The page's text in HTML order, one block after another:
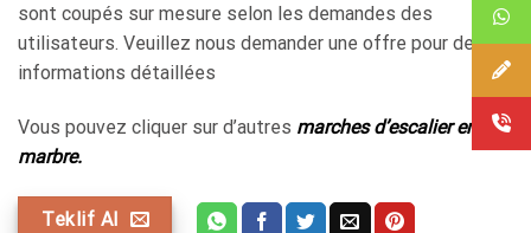
sont coupés sur mesure selon les demandes des
utilisateurs. Veuillez nous demander une offre pour des
informations détaillées
Vous pouvez cliquer sur d’autres marches d’escalier en
marbre.
Teklif Al